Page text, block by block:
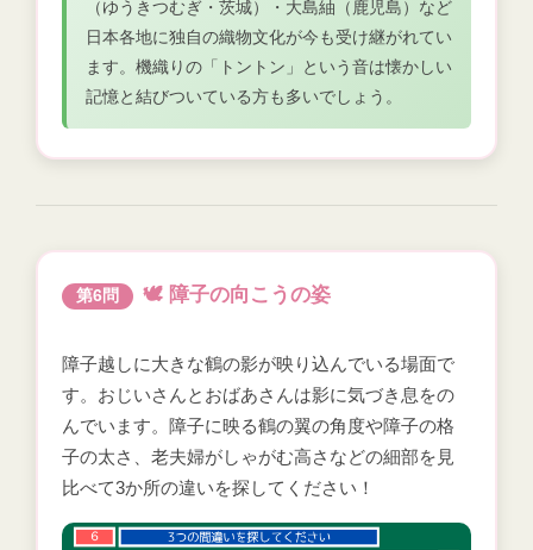
（ゆうきつむぎ・茨城）・大島紬（鹿児島）など
日本各地に独自の織物文化が今も受け継がれてい
ます。機織りの「トントン」という音は懐かしい
記憶と結びついている方も多いでしょう。
第6問 🕊️ 障子の向こうの姿
障子越しに大きな鶴の影が映り込んでいる場面で
す。おじいさんとおばあさんは影に気づき息をの
んでいます。障子に映る鶴の翼の角度や障子の格
子の太さ、老夫婦がしゃがむ高さなどの細部を見
比べて3か所の違いを探してください！